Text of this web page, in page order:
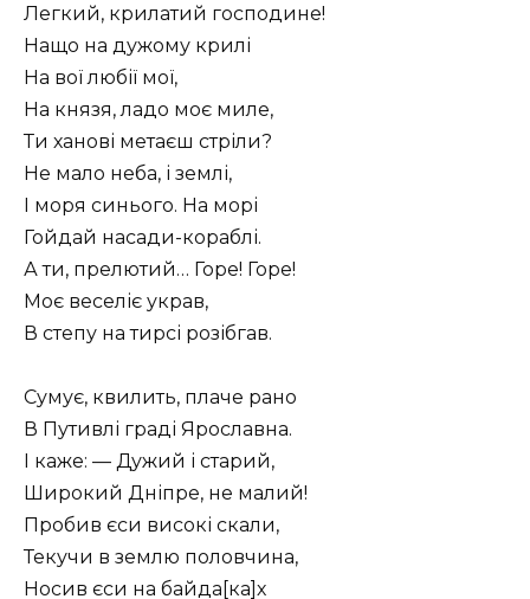
Легкий, крилатий господине!
Нащо на дужому крилі
На вої любії мої,
На князя, ладо моє миле,
Ти ханові метаєш стріли?
Не мало неба, і землі,
І моря синього. На морі
Гойдай насади-кораблі.
А ти, прелютий… Горе! Горе!
Моє веселіє украв,
В степу на тирсі розібгав.
Сумує, квилить, плаче рано
В Путивлі граді Ярославна.
І каже: — Дужий і старий,
Широкий Дніпре, не малий!
Пробив єси високі скали,
Текучи в землю половчина,
Носив єси на байда[ка]х